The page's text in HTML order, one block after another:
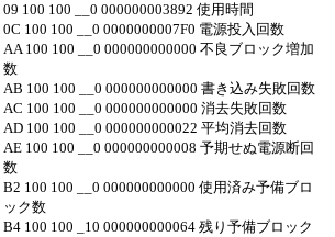
09 100 100 __0 000000003892 使用時間
0C 100 100 __0 0000000007F0 電源投入回数
AA 100 100 __0 000000000000 不良ブロック増加
数
AB 100 100 __0 000000000000 書き込み失敗回数
AC 100 100 __0 000000000000 消去失敗回数
AD 100 100 __0 000000000022 平均消去回数
AE 100 100 __0 000000000008 予期せぬ電源断回
数
B2 100 100 __0 000000000000 使用済み予備ブロ
ック数
B4 100 100 _10 000000000064 残り予備ブロック